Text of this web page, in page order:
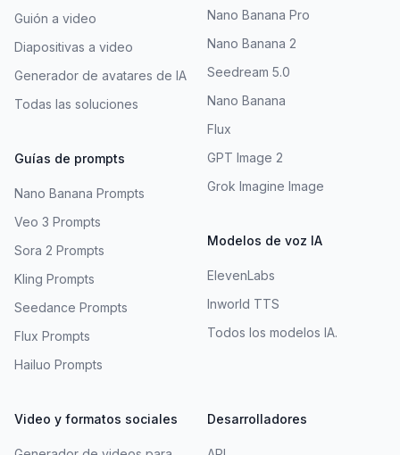
Guión a video
Diapositivas a video
Generador de avatares de IA
Todas las soluciones
Guías de prompts
Nano Banana Prompts
Veo 3 Prompts
Sora 2 Prompts
Kling Prompts
Seedance Prompts
Flux Prompts
Hailuo Prompts
Nano Banana Pro
Nano Banana 2
Seedream 5.0
Nano Banana
Flux
GPT Image 2
Grok Imagine Image
Modelos de voz IA
ElevenLabs
Inworld TTS
Todos los modelos IA.
Video y formatos sociales Desarrolladores